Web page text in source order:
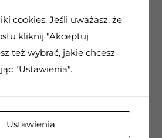
sytuacjom, możemy
pewnego dyskomfortu.
uzależnionych jest napięcie i
wydaje się iść dobrze.
tego nieprzyjemnego
znaleźć w programie 12
się w naszym programie,
odczuwać w obliczu
cookies. Jeśli uważasz, że
kliknij "Akceptuj
też wybrać, jakie chcesz
"Ustawienia".
Ustawienia